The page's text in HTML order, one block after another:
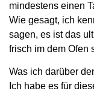
mindestens einen
Wie gesagt, ich
sagen, es ist das
frisch im dem Ofen
Was ich darüber
Ich habe es für